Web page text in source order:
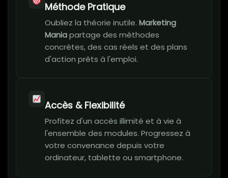
Méthode Pratique
Oubliez la théorie inutile. Marketing
Maniapartage des méthodes
concrètes, des cas réels et des plans
d'action prêts à l'emploi.
Accès & Flexibilité
Profitez d'un accès illimité et à vie à
l'ensemble des modules. Progressez à
votre convenance depuis votre
ordinateur, tablette ou smartphone.